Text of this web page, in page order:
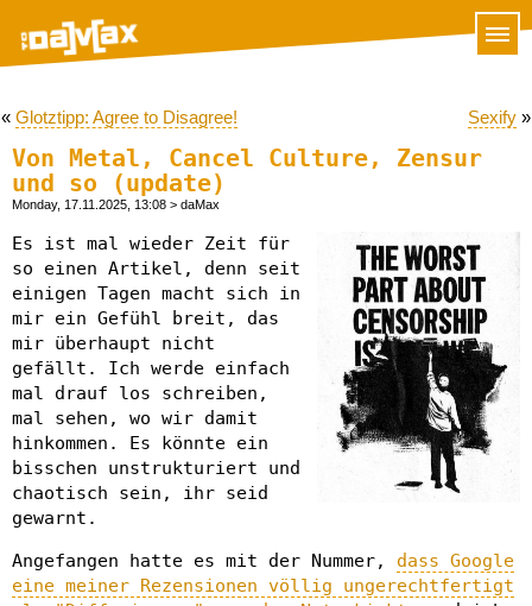
« Glotztipp: Agree to Disagree! Sexify »
Von Metal, Cancel Culture, Zensur
und so (update)
Monday, 17.11.2025, 13:08 > daMax
Es ist mal wieder Zeit für
so einen Artikel, denn seit
einigen Tagen macht sich in
mir ein Gefühl breit, das
mir überhaupt nicht
gefällt. Ich werde einfach
mal drauf los schreiben,
mal sehen, wo wir damit
hinkommen. Es könnte ein
bisschen unstrukturiert und
chaotisch sein, ihr seid
gewarnt.
Angefangen hatte es mit der Nummer, dass Google
eine meiner Rezensionen völlig ungerechtfertigt